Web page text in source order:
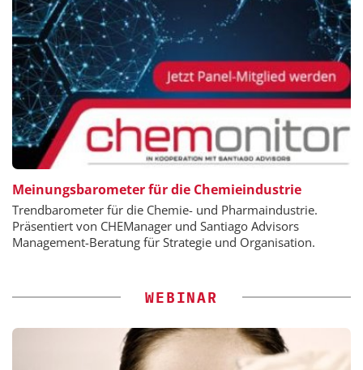
Meinungsbarometer für die Chemieindustrie
Trendbarometer für die Chemie- und Pharmaindustrie.
Präsentiert von CHEManager und Santiago Advisors
Management-Beratung für Strategie und Organisation.
WEBINAR